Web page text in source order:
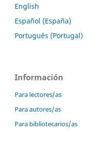
English
Español (España)
Português (Portugal)
Información
Para lectores/as
Para autores/as
Para bibliotecarios/as